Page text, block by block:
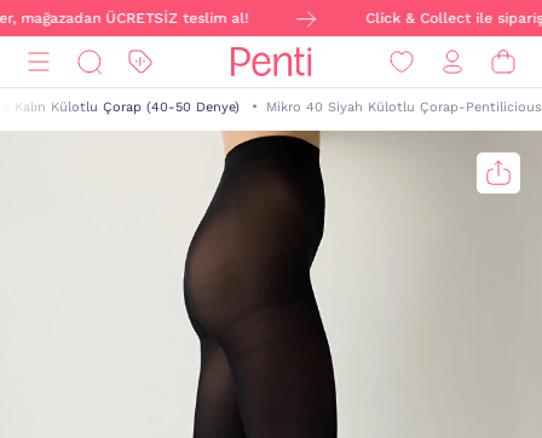
ÜCRETSİZ teslim al! Click & Collect ile
Kalın Külotlu Çorap (40-50 Denye) Mikro 40 Siyah Külotlu Çorap-Pentilicious